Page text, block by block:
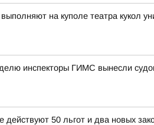
на куполе театра кукол
инспекторы ГИМС вынесли
50 льгот и два новых